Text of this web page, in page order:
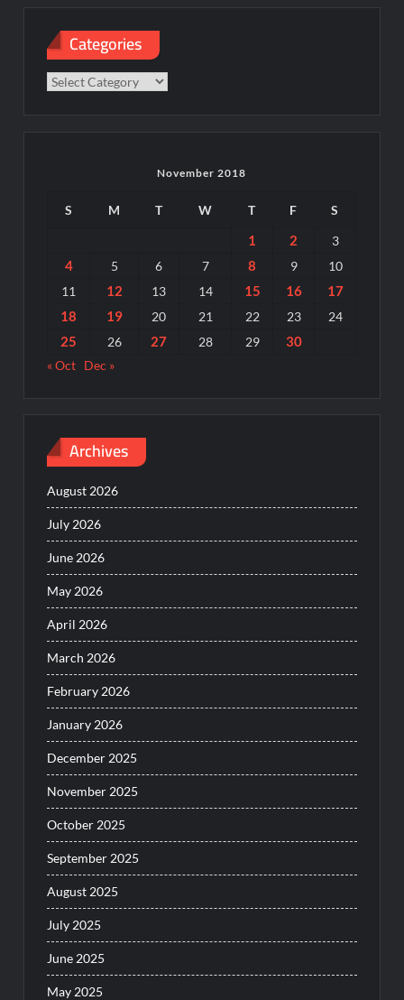
Categories
Categories
November 2018
S M T W T F S
1 2 3
4 5 6 7 8 9
10
11
12 13 14 15 16
17
18
19 20 21 22 23 24
25 26 27 28 29 30
« Oct Dec »
Archives
August 2026
July 2026
June 2026
May 2026
April 2026
March 2026
February 2026
January 2026
December 2025
November 2025
October 2025
September 2025
August 2025
July 2025
June 2025
May 2025